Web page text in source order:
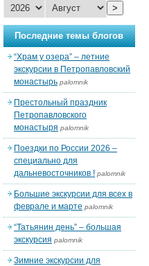
>
Последние темы блогов
“Храм у озера” – летние
экскурсии в Петропавловский
монастырь palomnik
Престольный праздник
Петропавловского
монастыря palomnik
Поездки по России 2026 –
специально для
дальневосточников ! palomnik
Большие экскурсии для всех в
феврале и марте palomnik
“Татьянин день” – большая
экскурсия palomnik
Зимние экскурсии для